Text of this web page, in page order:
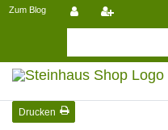
Zum Blog
Drucken